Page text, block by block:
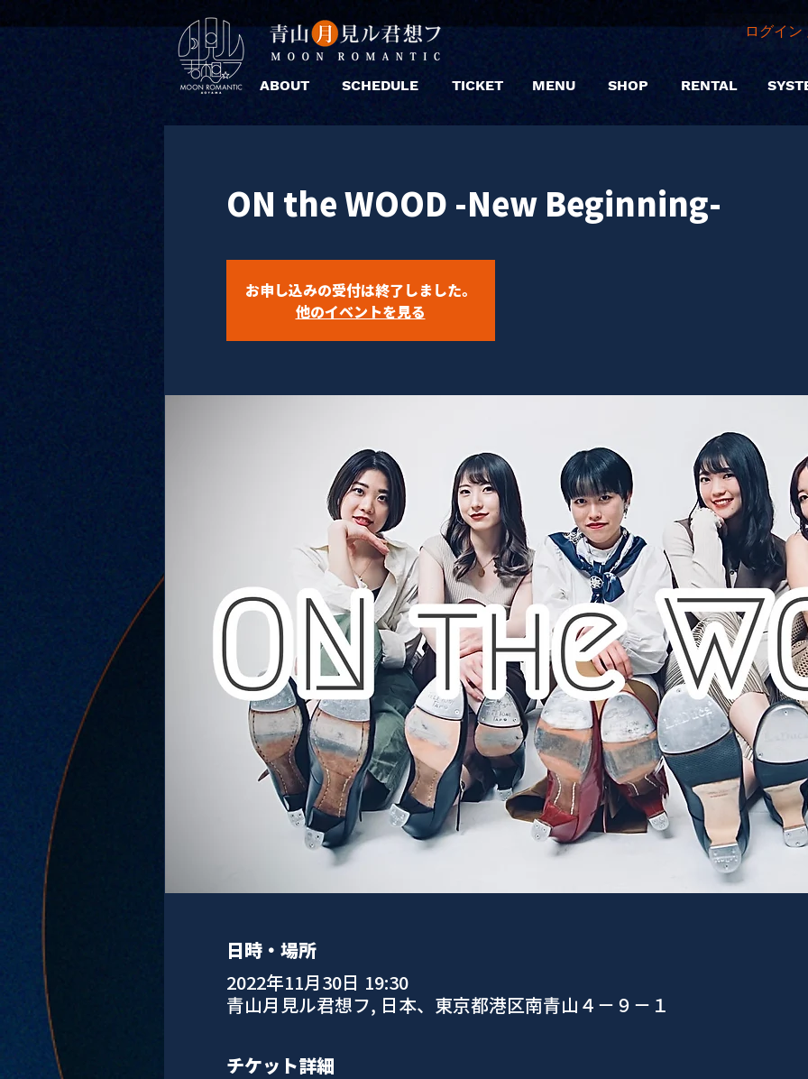
ABOUT SCHEDULE TICKET MENU SHOP
ログイ
RENTAL
ON the WOOD -New Beginning-
お申し込みの受付は終了しました。
他のイベントを見る
日時・場所
2022年11月30日 19:30
青山月見ル君想フ, 日本、東京都港区南青山４−９−１
チケット詳細